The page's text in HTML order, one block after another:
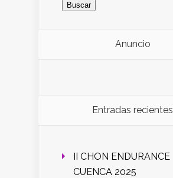
Anuncio
Entradas recientes
II CHON ENDURANCE
CUENCA 2025